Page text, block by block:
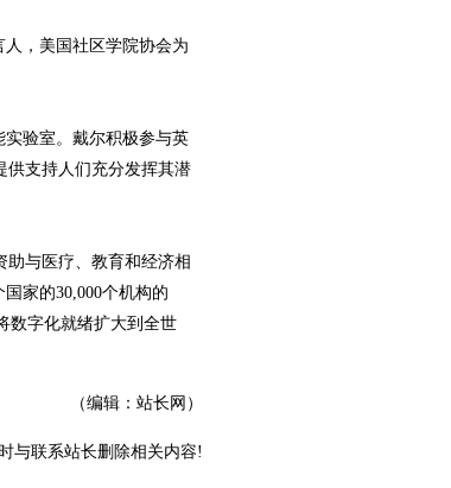
，美国社区学院协会为
验室。戴尔积极参与英
供支持人们充分发挥其潜
与医疗、教育和经济相
家的30,000个机构的
数字化就绪扩大到全世
（编辑：站长网）
与联系站长删除相关内容!